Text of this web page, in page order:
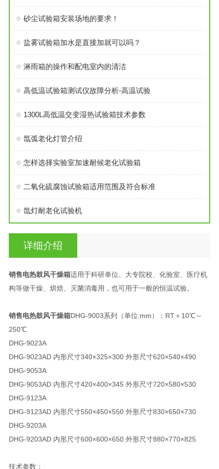
砂尘试验箱安装场地的要求！
盐雾试验箱加水是直接加就可以吗？
淋雨箱的操作和配电室内的清洁
高低温试验箱测试仪故障分析-高温试验
1300L高低温交变湿热试验箱技术参数
氙弧老化灯管介绍
怎样选择实验室加速耐候老化试验箱
二氧化硫腐蚀试验箱适用范围及符合标准
氙灯耐老化试验机
详细介绍
销售电热鼓风干燥箱适用于科研单位、大专院校、化验室、医疗机
构等做干燥、烘焙、灭菌消毒用，也可用于一般的恒温试验。
销售电热鼓风干燥箱DHG-9003系列（单位:mm）：RT＋10℃～
250℃
DHG-9023A
DHG-9023AD 内形尺寸340×325×300 外形尺寸620×540×490
DHG-9053A
DHG-9053AD 内形尺寸420×400×345 外形尺寸720×580×530
DHG-9123A
DHG-9123AD 内形尺寸550×450×550 外形尺寸830×650×730
DHG-9203A
DHG-9203AD 内形尺寸600×600×650 外形尺寸880×770×825
技术参数：